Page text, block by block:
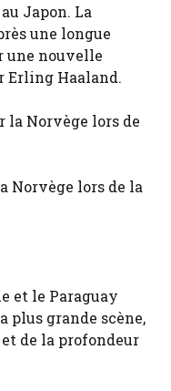
Japon. La
une longue
une nouvelle
Erling Haaland.
Norvège lors de la
et le Paraguay
plus grande scène,
de la profondeur